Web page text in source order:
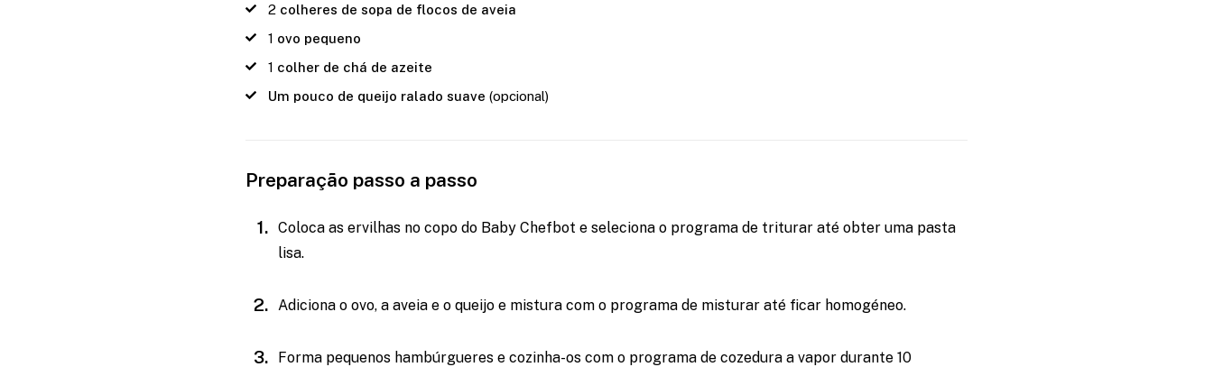
2 colheres de sopa de flocos de aveia
1 ovo pequeno
1 colher de chá de azeite
Um pouco de queijo ralado suave (opcional)
Preparação passo a passo
Coloca as ervilhas no copo do Baby Chefbot e seleciona o programa de triturar até obter uma pasta
lisa.
Adiciona o ovo, a aveia e o queijo e mistura com o programa de misturar até ficar homogéneo.
Forma pequenos hambúrgueres e cozinha-os com o programa de cozedura a vapor durante 10